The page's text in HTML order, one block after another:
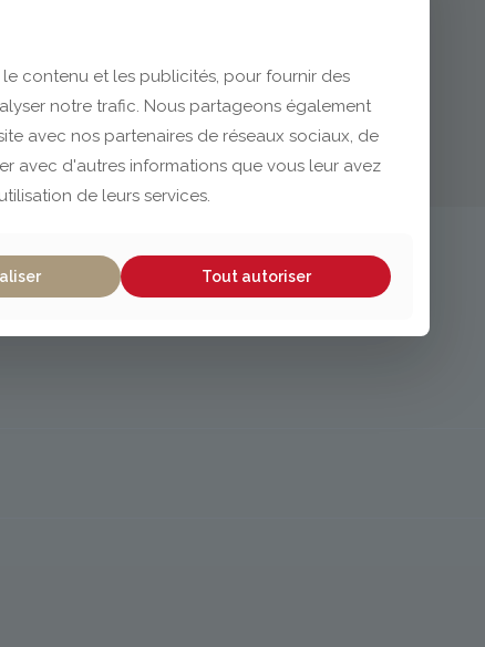
contenu et les publicités, pour fournir des
notre trafic. Nous partageons également
avec nos partenaires de réseaux sociaux, de
avec d'autres informations que vous leur avez
de leurs services.
Tout autoriser